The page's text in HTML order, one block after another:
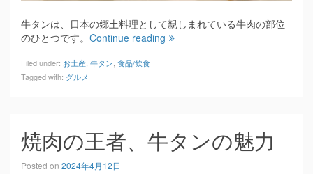
牛タンは、日本の郷土料理として親しまれている牛肉の部位
のひとつです。 Continue reading
Filed under: お土産 牛タン 食品/飲食
Tagged with: グルメ
焼肉の王者、牛タンの魅力
Posted on 2024年4月12日